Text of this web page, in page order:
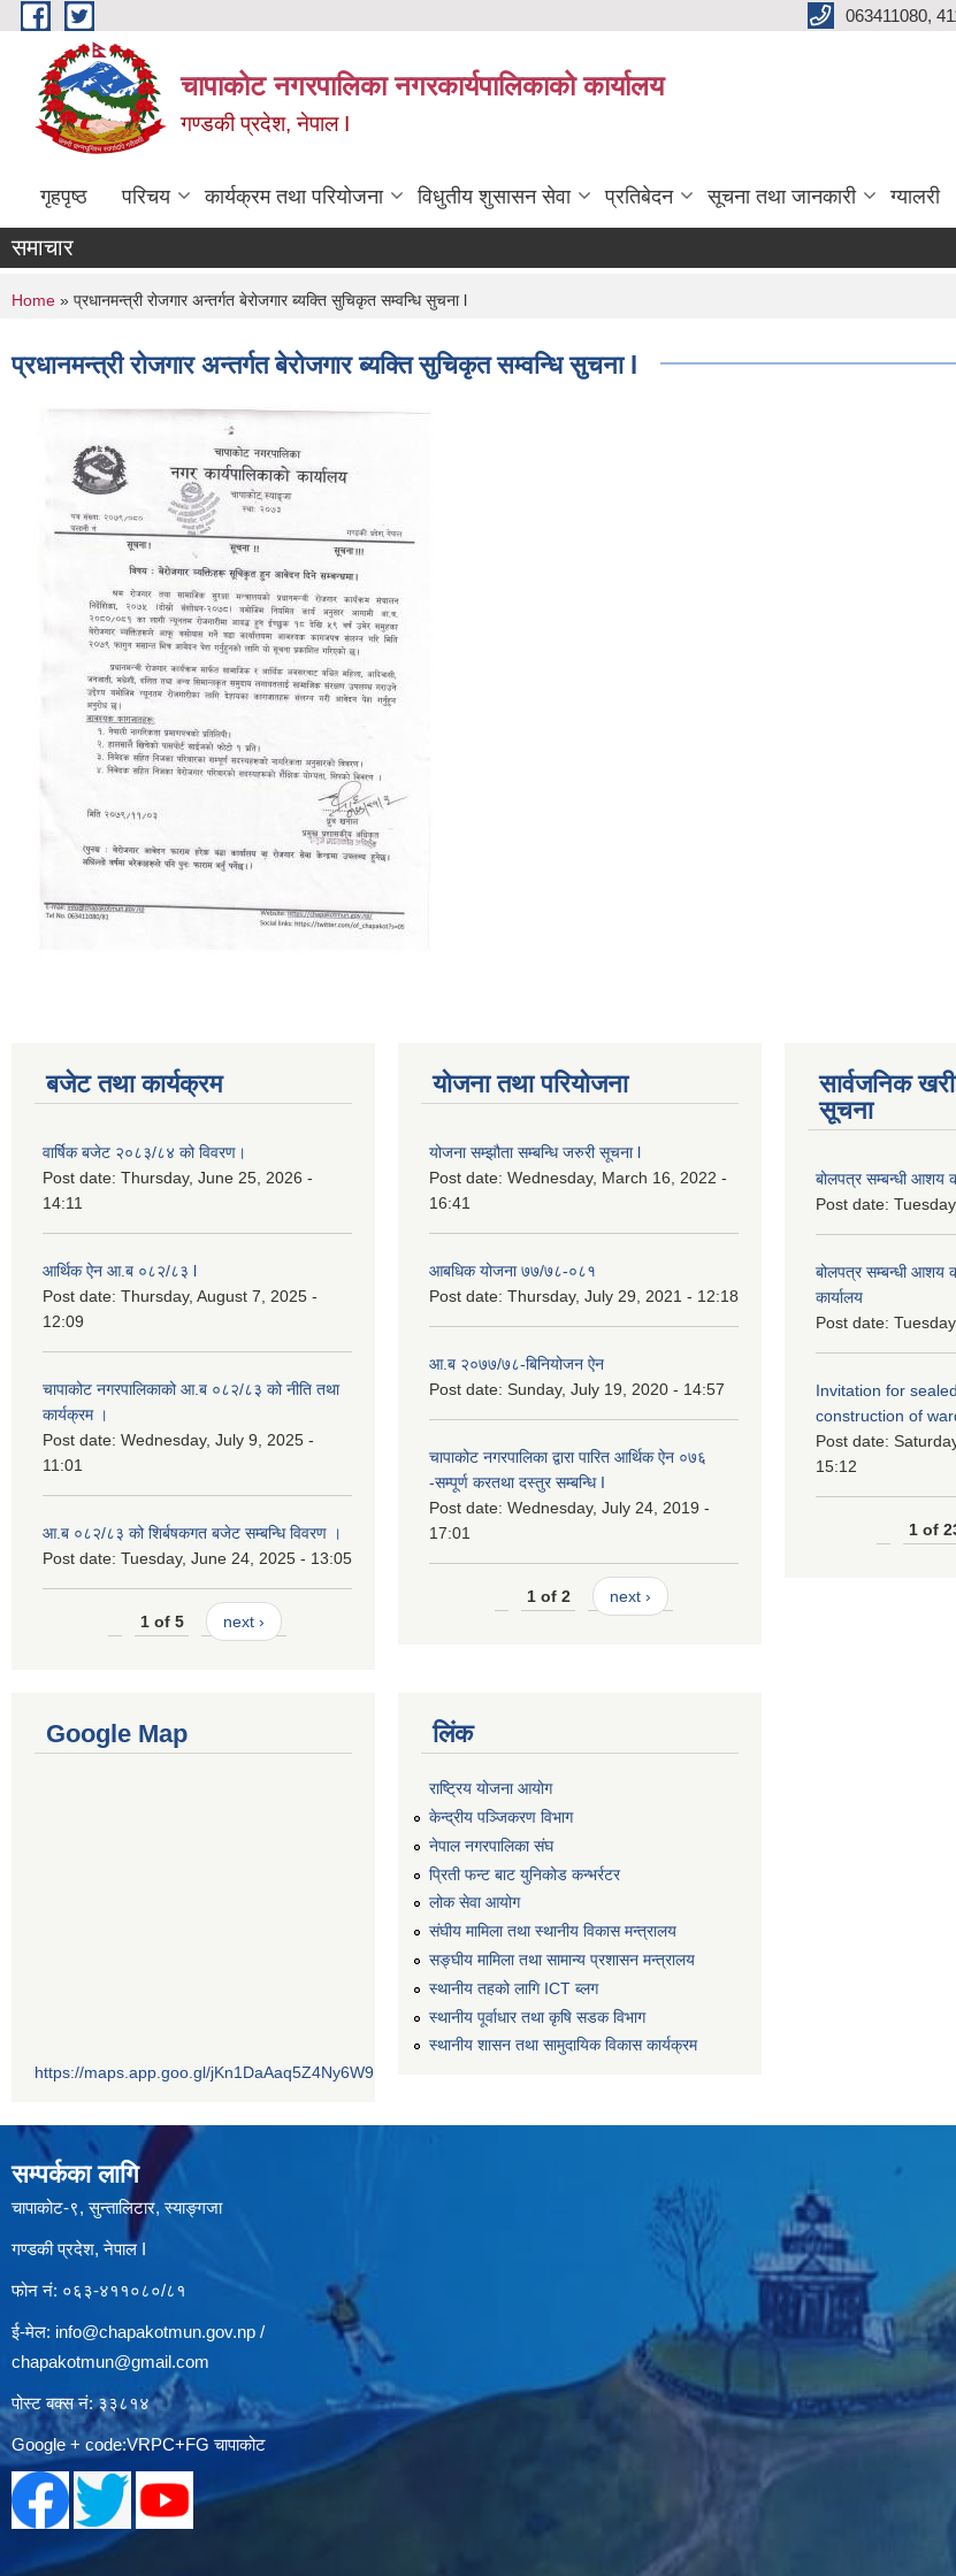
Skip to main content 063411080,
चापाकोट नगरपालिका नगरकार्यपालिकाको कार्यालय
गण्डकी प्रदेश, नेपाल I
गृहपृष्ठ परिचय कार्यक्रम तथा परियोजना विधुतीय शुसासन सेवा प्रतिबेदन सूचना तथा जानकारी ग्यालरी
समाचार
You are here
Home » प्रधानमन्त्री रोजगार अन्तर्गत बेरोजगार ब्यक्ति सुचिकृत सम्वन्धि सुचना l
प्रधानमन्त्री रोजगार अन्तर्गत बेरोजगार ब्यक्ति सुचिकृत सम्वन्धि सुचना l
बजेट तथा कार्यक्रम
वार्षिक बजेट २०८३/८४ को विवरण।
Post date: Thursday, June 25, 2026 -
14:11
आर्थिक ऐन आ.ब ०८२/८३ l
Post date: Thursday, August 7, 2025 -
12:09
चापाकोट नगरपालिकाको आ.ब ०८२/८३ को नीति तथा
कार्यक्रम ।
Post date: Wednesday, July 9, 2025 -
11:01
आ.ब ०८२/८३ को शिर्बषकगत बजेट सम्बन्धि विवरण ।
Post date: Tuesday, June 24, 2025 - 13:05
1 of 5 next ›
योजना तथा परियोजना
योजना सम्झौता सम्बन्धि जरुरी सूचना l
Post date: Wednesday, March 16, 2022 -
16:41
आबधिक योजना ७७/७८-०८१
Post date: Thursday, July 29, 2021 - 12:18
आ.ब २०७७/७८-बिनियोजन ऐन
Post date: Sunday, July 19, 2020 - 14:57
चापाकोट नगरपालिका द्वारा पारित आर्थिक ऐन ०७६
-सम्पूर्ण करतथा दस्तुर सम्बन्धि I
Post date: Wednesday, July 24, 2019 -
17:01
1 of 2 next ›
सार्वजनिक
सूचना
बोलपत्र सम्बन्धी आशय
Post date:
बोलपत्र सम्बन्धी आशय
कार्यालय
Post date:
Invitation for
construction of
Post date:
15:12
1 of
Google Map
https://maps.app.goo.gl/jKn1DaAaq5Z4Ny6W9
लिंक
राष्ट्रिय योजना आयोग
केन्द्रीय पञ्जिकरण विभाग
नेपाल नगरपालिका संघ
प्रिती फन्ट बाट युनिकोड कन्भर्रटर
लोक सेवा आयोग
संघीय मामिला तथा स्थानीय विकास मन्त्रालय
सङ्घीय मामिला तथा सामान्य प्रशासन मन्त्रालय
स्थानीय तहको लागि ICT ब्लग
स्थानीय पूर्वाधार तथा कृषि सडक विभाग
स्थानीय शासन तथा सामुदायिक विकास कार्यक्रम
सम्पर्कका लागि
चापाकोट-९, सुन्तालिटार, स्याङ्गजा
गण्डकी प्रदेश, नेपाल I
फोन नं: ०६३-४११०८०/८१
ई-मेल: info@chapakotmun.gov.np /
chapakotmun@gmail.com
पोस्ट बक्स नं: ३३८१४
Google + code:VRPC+FG चापाकोट